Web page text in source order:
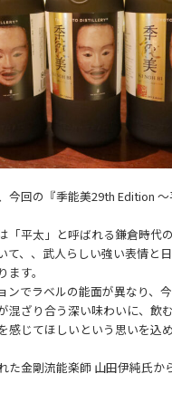
今回の『季能美29th Edition 〜
「平太」と呼ばれる鎌倉時代
て、、武人らしい強い表情と
す。
ンでラベルの能面が異なり、
混ざり合う深い味わいに、飲
感じてほしいという思いを込
た金剛流能楽師 山田伊純氏か